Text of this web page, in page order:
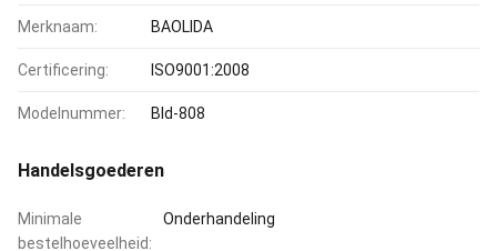
Merknaam: BAOLIDA
Certificering: ISO9001:2008
Modelnummer: Bld-808
Handelsgoederen
Minimale
bestelhoeveelheid:
Onderhandeling